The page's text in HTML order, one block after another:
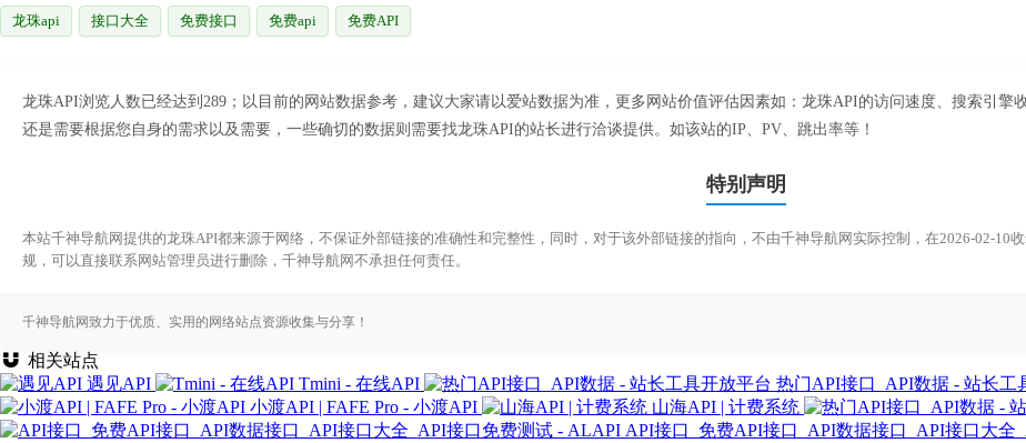
龙珠api 接口大全 免费接口 免费api 免费API
龙珠API浏览人数已经达到289；以目前的网站数据参考，建议大家请以爱站数据为准，更多网站价值评估因素如：龙珠API的访问速度、搜索引
还是需要根据您自身的需求以及需要，一些确切的数据则需要找龙珠API的站长进行洽谈提供。如该站的IP、PV、跳出率等！
特别声明
本站千神导航网提供的龙珠API都来源于网络，不保证外部链接的准确性和完整性，同时，对于该外部链接的指向，不由千神导航网实际控制，在2026-02-10
规，可以直接联系网站管理员进行删除，千神导航网不承担任何责任。
千神导航网致力于优质、实用的网络站点资源收集与分享！
相关站点
遇见API
Tmini - 在线API 热门API接口_API数据 - 站长工
小渡API | FAFE Pro - 小渡API
山海API | 计费系统
API接口_免费API接口_API数据接口_API接口大全